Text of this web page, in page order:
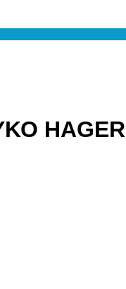
HAGER